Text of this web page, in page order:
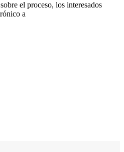
el proceso, los interesados
a